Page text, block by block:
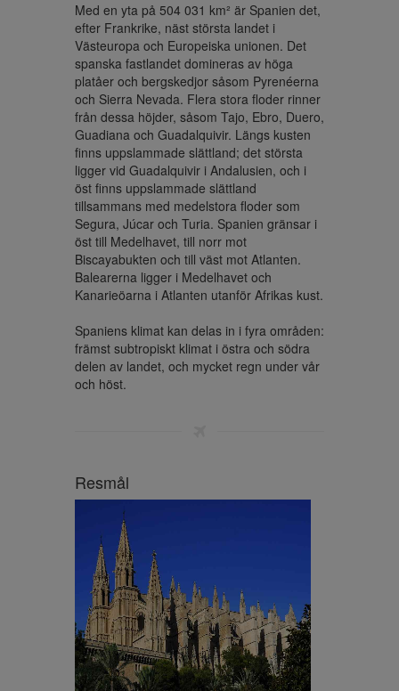
Med en yta på 504 031 km² är Spanien det,
efter Frankrike, näst största landet i
Västeuropa och Europeiska unionen. Det
spanska fastlandet domineras av höga
platåer och bergskedjor såsom Pyrenéerna
och Sierra Nevada. Flera stora floder rinner
från dessa höjder, såsom Tajo, Ebro, Duero,
Guadiana och Guadalquivir. Längs kusten
finns uppslammade slättland; det största
ligger vid Guadalquivir i Andalusien, och i
öst finns uppslammade slättland
tillsammans med medelstora floder som
Segura, Júcar och Turia. Spanien gränsar i
öst till Medelhavet, till norr mot
Biscayabukten och till väst mot Atlanten.
Balearerna ligger i Medelhavet och
Kanarieöarna i Atlanten utanför Afrikas kust.
Spaniens klimat kan delas in i fyra områden:
främst subtropiskt klimat i östra och södra
delen av landet, och mycket regn under vår
och höst.
Resmål